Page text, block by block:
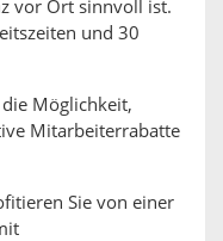
vor Ort sinnvoll ist.
und 30
Möglichkeit,
Mitarbeiterrabatte
Sie von einer